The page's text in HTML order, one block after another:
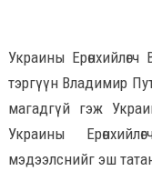
Украины
тэргүүн Владимир
магадгүй гэж
Украины
мэдээлснийг эш